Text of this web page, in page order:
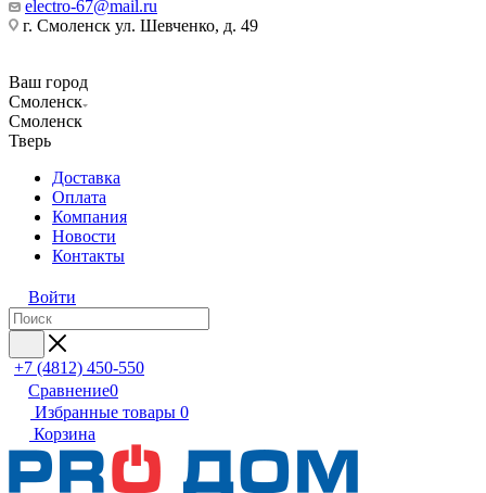
electro-67@mail.ru
г. Смоленск ул. Шевченко, д. 49
Ваш город
Смоленск
Смоленск
Тверь
Доставка
Оплата
Компания
Новости
Контакты
Войти
+7 (4812) 450-550
Сравнение0
Избранные товары 0
Корзина